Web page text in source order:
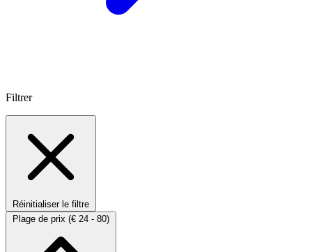
Filtrer
Réinitialiser le filtre
Plage de prix (€ 24 - 80)